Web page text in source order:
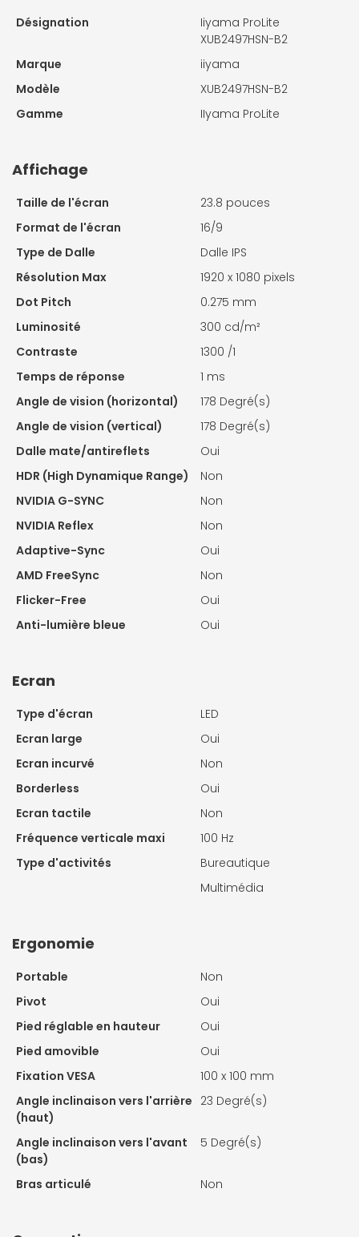
Désignation
Iiyama ProLite
XUB2497HSN-B2
Marque
iiyama
Modèle
XUB2497HSN-B2
Gamme
IIyama ProLite
Affichage
Taille de l'écran
23.8 pouces
Format de l'écran
16/9
Type de Dalle
Dalle IPS
Résolution Max
1920 x 1080 pixels
Dot Pitch
0.275 mm
Luminosité
300 cd/m²
Contraste
1300 /1
Temps de réponse
1 ms
Angle de vision (horizontal)
178 Degré(s)
Angle de vision (vertical)
178 Degré(s)
Dalle mate/antireflets
Oui
HDR (High Dynamique Range)
Non
NVIDIA G-SYNC
Non
NVIDIA Reflex
Non
Adaptive-Sync
Oui
AMD FreeSync
Non
Flicker-Free
Oui
Anti-lumière bleue
Oui
Ecran
Type d'écran
LED
Ecran large
Oui
Ecran incurvé
Non
Borderless
Oui
Ecran tactile
Non
Fréquence verticale maxi
100 Hz
Type d'activités
Bureautique
Multimédia
Ergonomie
Portable
Non
Pivot
Oui
Pied réglable en hauteur
Oui
Pied amovible
Oui
Fixation VESA
100 x 100 mm
Angle inclinaison vers l'arrière
(haut)
23 Degré(s)
Angle inclinaison vers l'avant
(bas)
5 Degré(s)
Bras articulé Non